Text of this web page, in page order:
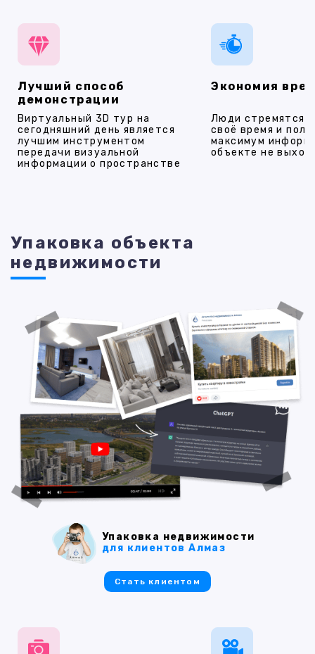
Лучший способ
демонстрации
Виртуальный 3D тур на
сегодняшний день является
лучшим инструментом
передачи визуальной
информации о пространстве
Экономия
Люди стремятся
своё время и
максимум
объекте не
Упаковка объекта
недвижимости
Упаковка недвижимости
для клиентов Алмаз
Стать клиентом